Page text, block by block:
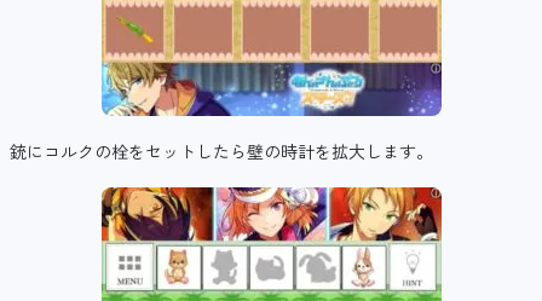
銃にコルクの栓をセットしたら壁の時計を拡大します。